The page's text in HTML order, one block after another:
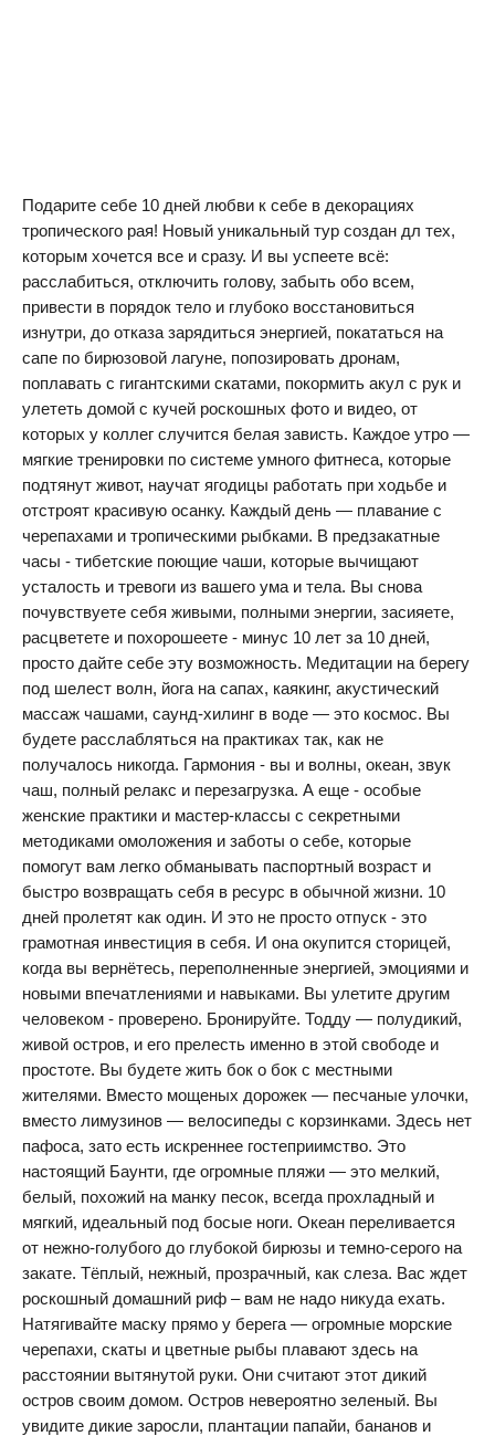
Подарите себе 10 дней любви к себе в декорациях
тропического рая! Новый уникальный тур создан дл тех,
которым хочется все и сразу. И вы успеете всё:
расслабиться, отключить голову, забыть обо всем,
привести в порядок тело и глубоко восстановиться
изнутри, до отказа зарядиться энергией, покататься на
сапе по бирюзовой лагуне, попозировать дронам,
поплавать с гигантскими скатами, покормить акул с рук и
улететь домой с кучей роскошных фото и видео, от
которых у коллег случится белая зависть. Каждое утро —
мягкие тренировки по системе умного фитнеса, которые
подтянут живот, научат ягодицы работать при ходьбе и
отстроят красивую осанку. Каждый день — плавание с
черепахами и тропическими рыбками. В предзакатные
часы - тибетские поющие чаши, которые вычищают
усталость и тревоги из вашего ума и тела. Вы снова
почувствуете себя живыми, полными энергии, засияете,
расцветете и похорошеете - минус 10 лет за 10 дней,
просто дайте себе эту возможность. Медитации на берегу
под шелест волн, йога на сапах, каякинг, акустический
массаж чашами, саунд-хилинг в воде — это космос. Вы
будете расслабляться на практиках так, как не
получалось никогда. Гармония - вы и волны, океан, звук
чаш, полный релакс и перезагрузка. А еще - особые
женские практики и мастер-классы с секретными
методиками омоложения и заботы о себе, которые
помогут вам легко обманывать паспортный возраст и
быстро возвращать себя в ресурс в обычной жизни. 10
дней пролетят как один. И это не просто отпуск - это
грамотная инвестиция в себя. И она окупится сторицей,
когда вы вернётесь, переполненные энергией, эмоциями и
новыми впечатлениями и навыками. Вы улетите другим
человеком - проверено. Бронируйте. Тодду — полудикий,
живой остров, и его прелесть именно в этой свободе и
простоте. Вы будете жить бок о бок с местными
жителями. Вместо мощеных дорожек — песчаные улочки,
вместо лимузинов — велосипеды с корзинками. Здесь нет
пафоса, зато есть искреннее гостеприимство. Это
настоящий Баунти, где огромные пляжи — это мелкий,
белый, похожий на манку песок, всегда прохладный и
мягкий, идеальный под босые ноги. Океан переливается
от нежно-голубого до глубокой бирюзы и темно-серого на
закате. Тёплый, нежный, прозрачный, как слеза. Вас ждет
роскошный домашний риф – вам не надо никуда ехать.
Натягивайте маску прямо у берега — огромные морские
черепахи, скаты и цветные рыбы плавают здесь на
расстоянии вытянутой руки. Они считают этот дикий
остров своим домом. Остров невероятно зеленый. Вы
увидите дикие заросли, плантации папайи, бананов и